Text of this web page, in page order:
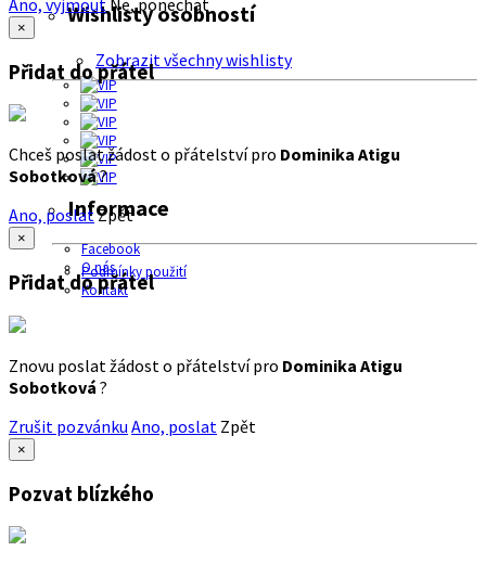
Wishlisty osobností
Zobrazit všechny wishlisty
Informace
Facebook
O nás
Podmínky použití
Kontakt
×
Přidat do přátel
Chceš poslat žádost o přátelství pro Dominika Atigu
Sobotková?
Ano, poslatZpět
×
Přidat do přátel
Znovu poslat žádost o přátelství pro Dominika Atigu
Sobotková ?
Zrušit pozvánku Ano, poslat Zpět
×
Pozvat blízkého